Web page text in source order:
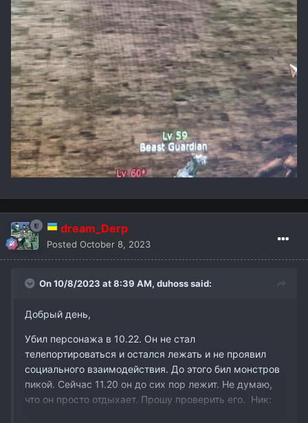
dream_Derp
Posted October 8, 2023
On 10/8/2023 at 8:39 AM, duhosssaid:
Добрый день,
Убил персонажа в 10.22. Он не стал
телепортироваться и остался лежать и не проявил
социального взаимодействия. До этого бил монстров
пикой. Сейчас 11.20 он до сих пор лежит. Не думаю,
что он просто отдыхает. Прошу проверить его. Ник: